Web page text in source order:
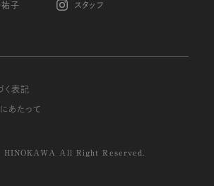
子 スタッフ
く表記
あたって
All Right Reserved.